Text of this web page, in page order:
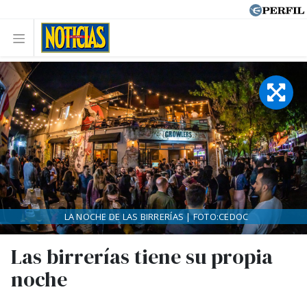
Las birrerías tiene su propia
noche
LA NOCHE DE LAS BIRRERÍAS | FOTO:CEDOC